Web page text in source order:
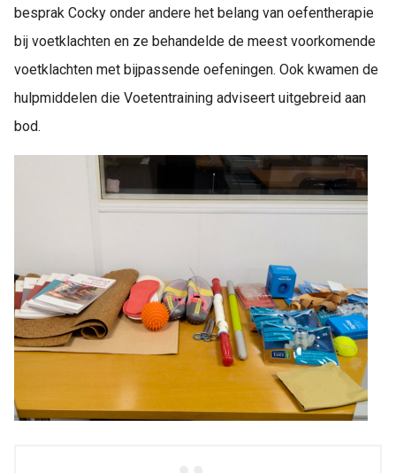
besprak Cocky onder andere het belang van oefentherapie
bij voetklachten en ze behandelde de meest voorkomende
voetklachten met bijpassende oefeningen. Ook kwamen de
hulpmiddelen die Voetentraining adviseert uitgebreid aan
bod.